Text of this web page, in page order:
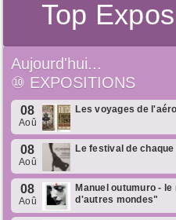
Top
Aujourd'hui...
⑩ EXPOSITIONS
08
Aoû
Les voyages de
08
Aoû
Le festival de chaque
08
Aoû
Manuel outumuro -
d'autres mondes"